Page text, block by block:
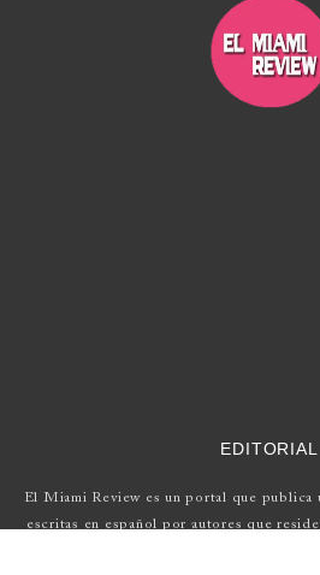
EDITORIAL
El Miami Review es un portal que publica
escritas en español por autores que